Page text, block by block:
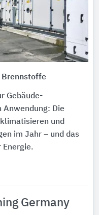
Brennstoffe
Gebäude-
Anwendung: Die
und
im Jahr – und das
Germany